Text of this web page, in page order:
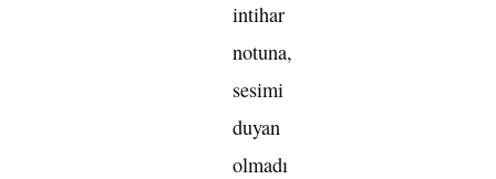
intihar
notuna,
sesimi
duyan
olmadı